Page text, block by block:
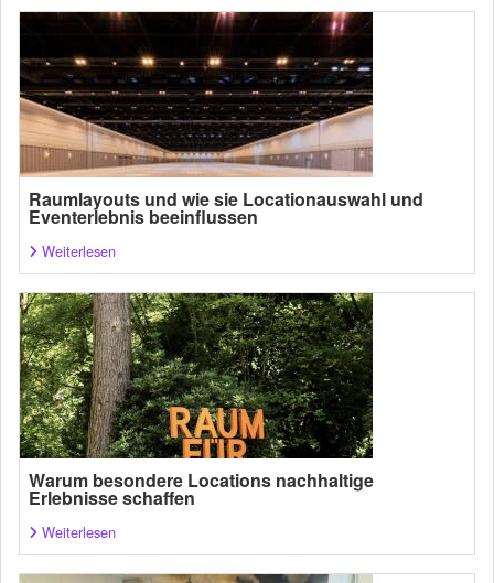
Raumlayouts und wie sie Locationauswahl und
Eventerlebnis beeinflussen
Weiterlesen
Warum besondere Locations nachhaltige
Erlebnisse schaffen
Weiterlesen